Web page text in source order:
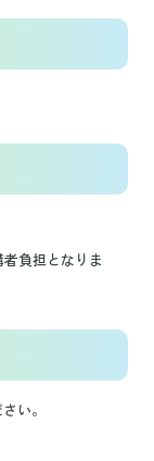
負担となりま
い。